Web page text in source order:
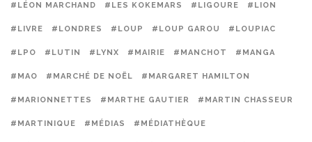
#LÉON MARCHAND #LES KOKEMARS #LIGOURE #LION
#LIVRE #LONDRES #LOUP #LOUP GAROU #LOUPIAC
#LPO #LUTIN #LYNX #MAIRIE #MANCHOT #MANGA
#MAO #MARCHÉ DE NOËL #MARGARET HAMILTON
#MARIONNETTES #MARTHE GAUTIER #MARTIN CHASSEUR
#MARTINIQUE #MÉDIAS #MÉDIATHÈQUE